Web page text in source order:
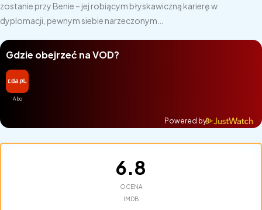
zostanie przy Benie – jej robiącym błyskawiczną karierę w
dyplomacji, pewnym siebie narzeczonym…
Gdzie obejrzeć na VOD?
Powered by
6.8
OCENA
IMDB